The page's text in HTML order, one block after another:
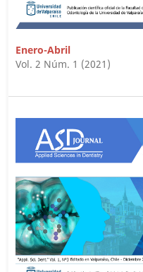
Enero-Abril
Vol. 2 Núm. 1 (2021)